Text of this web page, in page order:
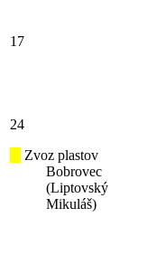
17
24
Zvoz plastov
Bobrovec
(Liptovský
Mikuláš)